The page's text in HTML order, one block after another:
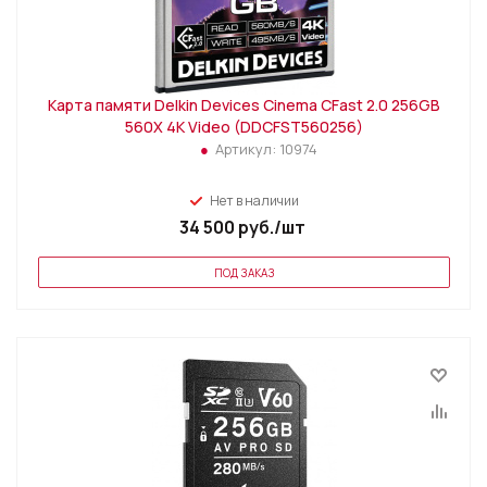
Карта памяти Delkin Devices Cinema CFast 2.0 256GB
560X 4K Video (DDCFST560256)
Артикул: 10974
Нет в наличии
34 500 руб./шт
ПОД ЗАКАЗ